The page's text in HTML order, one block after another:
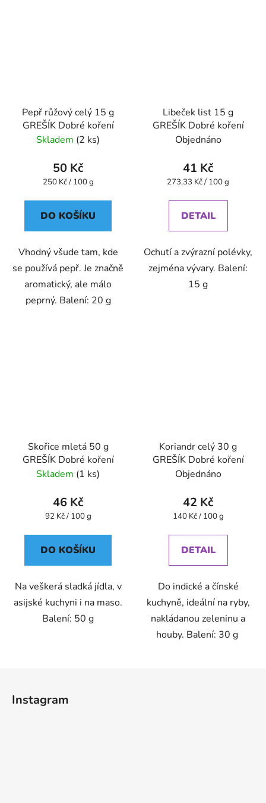
Pepř růžový celý 15 g
GREŠÍK Dobré koření
Skladem (2 ks)
50 Kč
Měrná
250 Kč / 100 g
DO KOŠÍKU
Vhodný všude tam, kde
se používá pepř. Je značně
aromatický, ale málo
peprný. Balení: 20 g
Libeček list 15 g
GREŠÍK Dobré koření
Objednáno
41 Kč
Měrná
273,33 Kč / 100 g
DETAIL
Ochutí a zvýrazní polévky,
zejména vývary. Balení:
15 g
Skořice mletá 50 g
GREŠÍK Dobré koření
Skladem (1 ks)
46 Kč
Měrná
92 Kč / 100 g
DO KOŠÍKU
Na veškerá sladká jídla, v
asijské kuchyni i na maso.
Balení: 50 g
Koriandr celý 30 g
GREŠÍK Dobré koření
Objednáno
42 Kč
Měrná
140 Kč / 100 g
DETAIL
Do indické a čínské
kuchyně, ideální na ryby,
nakládanou zeleninu a
houby. Balení: 30 g
Instagram